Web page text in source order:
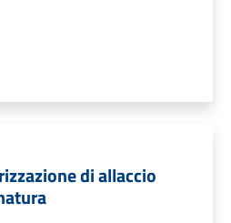
di allaccio